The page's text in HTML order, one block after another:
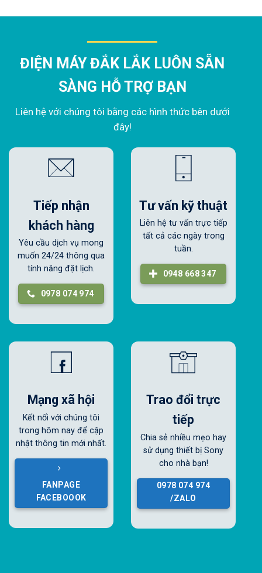
ĐIỆN MÁY ĐẮK LẮK LUÔN SẴN
SÀNG HỖ TRỢ BẠN
Liên hệ với chúng tôi bằng các hình thức bên dưới
đây!
Tiếp nhận
khách hàng
Yêu cầu dịch vụ mong
muốn 24/24 thông qua
tính năng đặt lịch.
0978 074 974
Tư vấn kỹ thuật
Liên hệ tư vấn trực tiếp
tất cả các ngày trong
tuần.
0948 668 347
Mạng xã hội
Kết nối với chúng tôi
trong hôm nay để cập
nhật thông tin mới nhất.
FANPAGE
FACEBOOOK
Trao đổi trực
tiếp
Chia sẻ nhiều mẹo hay
sử dụng thiết bị Sony
cho nhà bạn!
0978 074 974
/ZALO